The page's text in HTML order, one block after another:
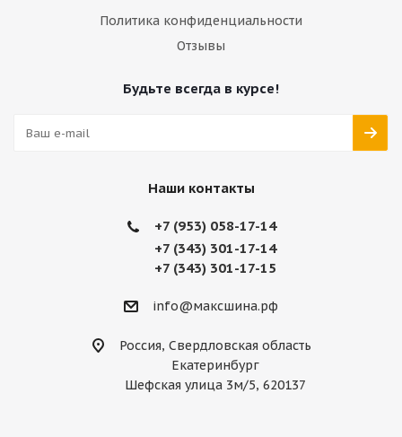
Политика конфиденциальности
Отзывы
Будьте всегда в курсе!
Наши контакты
+7 (953) 058-17-14
+7 (343) 301-17-14
+7 (343) 301-17-15
info@максшина.рф
Россия, Свердловская область
Екатеринбург
Шефская улица 3м/5, 620137